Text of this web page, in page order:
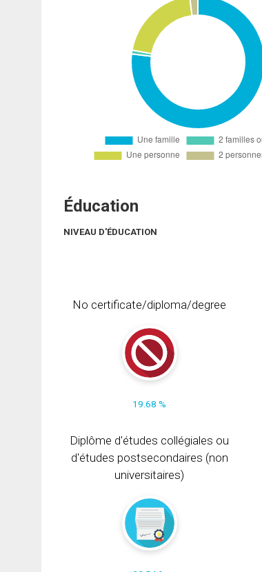
Éducation
NIVEAU D'ÉDUCATION
No certificate/diploma/degree
19.68 %
Diplôme d'études collégiales ou
d'études postsecondaires (non
universitaires)